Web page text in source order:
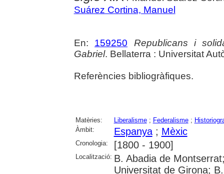
Suárez Cortina, Manuel
En: 159250
Republicans i
Gabriel. Bellaterra : Universitat
Referències bibliogràfiques.
Matèries: Liberalisme; Federalisme;
Àmbit:
Espanya; Mèxic
Cronologia: [1800 - 1900]
Localització: B. Abadia de
Universitat de Girona;